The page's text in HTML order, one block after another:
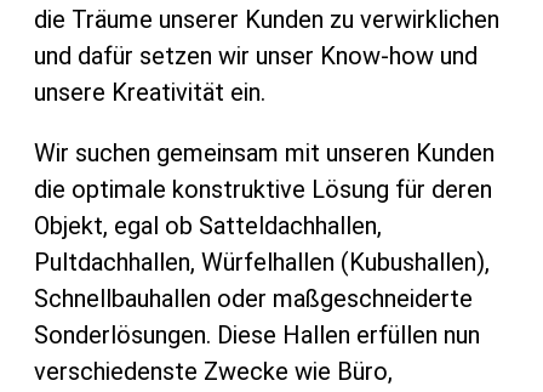
die Träume unserer Kunden zu verwirklichen
und dafür setzen wir unser Know-how und
unsere Kreativität ein.
Wir suchen gemeinsam mit unseren Kunden
die optimale konstruktive Lösung für deren
Objekt, egal ob Satteldachhallen,
Pultdachhallen, Würfelhallen (Kubushallen),
Schnellbauhallen oder maßgeschneiderte
Sonderlösungen. Diese Hallen erfüllen nun
verschiedenste Zwecke wie Büro,